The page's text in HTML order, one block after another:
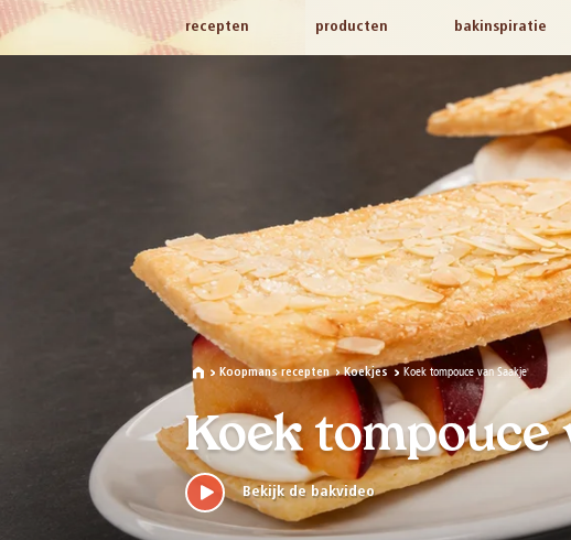
recepten producten bakinspiratie
Koopmans recepten Koekjes Koek tompouce van Saakje
Koek tompouce
Bekijk de bakvideo